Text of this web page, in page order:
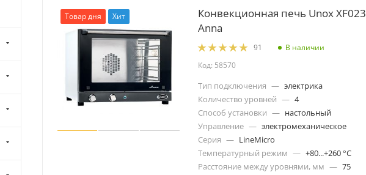
Товар дня Хит
Конвекционная печь Unox XF023
Anna
91
В наличии
Код: 58570
Тип подключения — электрика
Количество уровней — 4
Способ установки — настольный
Управление — электромеханическое
Серия — LineMicro
Температурный режим — +80...+260 °C
Расстояние между уровнями, мм — 75